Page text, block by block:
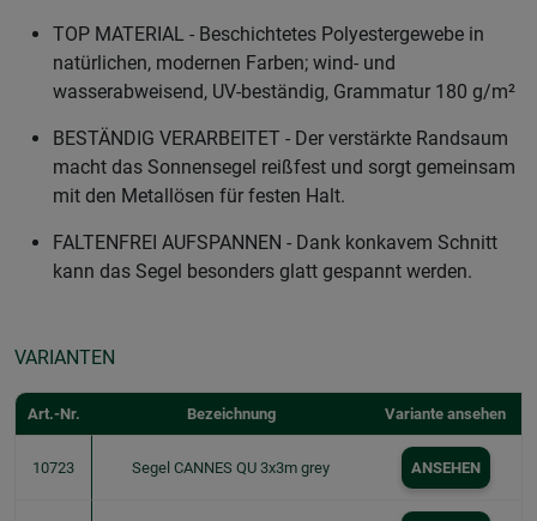
TOP MATERIAL - Beschichtetes Polyestergewebe in
natürlichen, modernen Farben; wind- und
wasserabweisend, UV-beständig, Grammatur 180 g/m²
BESTÄNDIG VERARBEITET - Der verstärkte Randsaum
macht das Sonnensegel reißfest und sorgt gemeinsam
mit den Metallösen für festen Halt.
FALTENFREI AUFSPANNEN - Dank konkavem Schnitt
kann das Segel besonders glatt gespannt werden.
VARIANTEN
Art.-Nr. Bezeichnung Variante ansehen
10723 Segel CANNES QU 3x3m grey ANSEHEN